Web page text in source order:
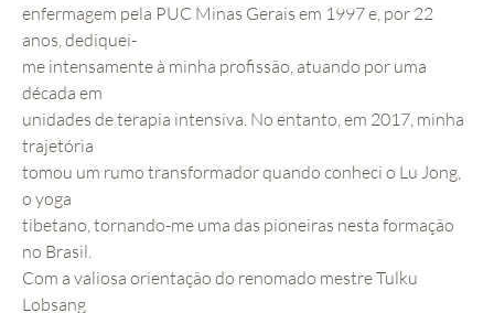
enfermagem pela PUC Minas Gerais em 1997 e, por 22
anos, dediquei-
me intensamente à minha profissão, atuando por uma
década em
unidades de terapia intensiva. No entanto, em 2017, minha
trajetória
tomou um rumo transformador quando conheci o Lu Jong,
o yoga
tibetano, tornando-me uma das pioneiras nesta formação
no Brasil.
Com a valiosa orientação do renomado mestre Tulku
Lobsang